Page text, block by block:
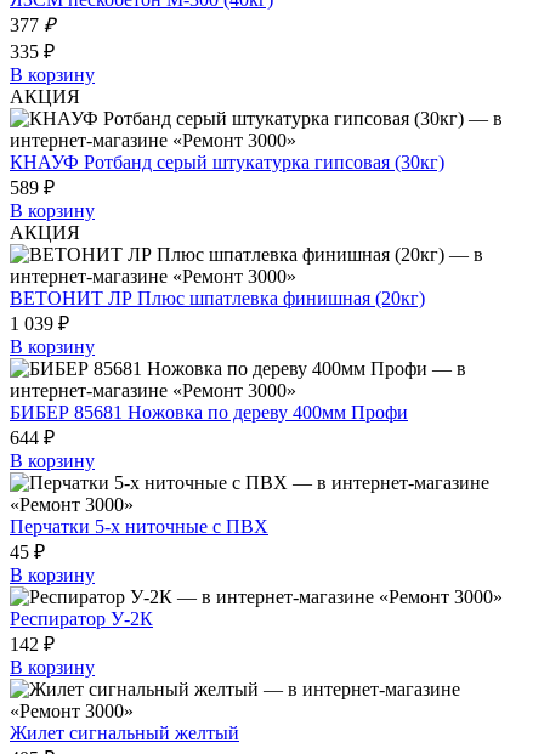
377 ₽
335 ₽
В корзину
АКЦИЯ
КНАУФ Ротбанд серый штукатурка гипсовая (30кг)
589 ₽
В корзину
АКЦИЯ
ВЕТОНИТ ЛР Плюс шпатлевка финишная (20кг)
1 039 ₽
В корзину
БИБЕР 85681 Ножовка по дереву 400мм Профи
644 ₽
В корзину
Перчатки 5-х ниточные с ПВХ
45 ₽
В корзину
Респиратор У-2К
142 ₽
В корзину
Жилет сигнальный желтый